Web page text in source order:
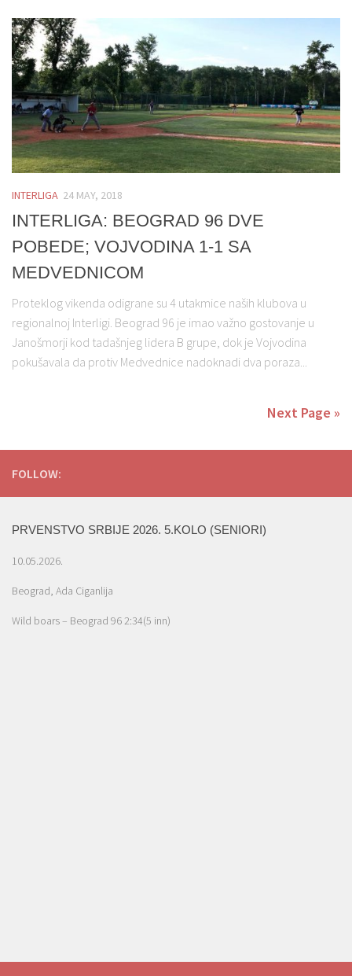
INTERLIGA 24 MAY, 2018
INTERLIGA: BEOGRAD 96 DVE
POBEDE; VOJVODINA 1-1 SA
MEDVEDNICOM
Proteklog vikenda odigrane su 4 utakmice naših klubova u
regionalnoj Interligi. Beograd 96 je imao važno gostovanje u
Janošmorji kod tadašnjeg lidera B grupe, dok je Vojvodina
pokušavala da protiv Medvednice nadoknadi dva poraza...
Next Page »
FOLLOW:
PRVENSTVO SRBIJE 2026. 5.KOLO (SENIORI)
10.05.2026.
Beograd, Ada Ciganlija
Wild boars – Beograd 96 2:34(5 inn)